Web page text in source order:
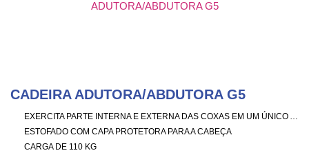
ADUTORA/ABDUTORA G5
CADEIRA ADUTORA/ABDUTORA G5
EXERCITA PARTE INTERNA E EXTERNA DAS COXAS EM UM ÚNICO APARELHO
ESTOFADO COM CAPA PROTETORA PARA A CABEÇA
CARGA DE 110 KG